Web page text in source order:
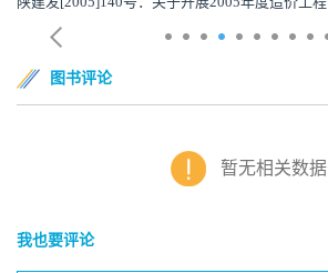
图书评论
暂无相关数据
我也要评论